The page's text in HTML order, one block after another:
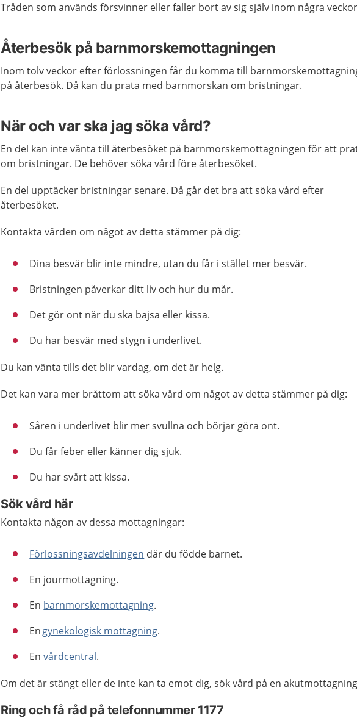
Tråden som används försvinner eller faller bort av sig själv inom några
Återbesök på barnmorskemottagningen
Inom tolv veckor efterförlossningen får du komma till
på återbesök. Då kan du prata med barnmorskan om bristningar.
När och var ska jag söka vård?
En del kan inte vänta till återbesöket på barnmorskemottagningen för att
om bristningar. De behöver söka vård före återbesöket.
En del upptäcker bristningar senare. Då går det bra att söka vård efter
återbesöket.
Kontakta vården om något av detta stämmer på dig:
Dina besvär blir inte mindre, utan du får i stället mer besvär.
Bristningen påverkar ditt liv och hur du mår.
Det gör ont när du ska bajsa eller kissa.
Du har besvär med stygn i underlivet.
Du kan vänta tills det blir vardag, om det är helg.
Det kan vara mer bråttom att söka vård om något av detta stämmer på dig:
Såren i underlivet blir mer svullna och börjar göra ont.
Du får feber eller känner dig sjuk.
Du har svårt att kissa.
Sök vård här
Kontakta någon av dessa mottagningar:
Förlossningsavdelningen där du födde barnet.
En jourmottagning.
En barnmorskemottagning.
Engynekologisk mottagning.
Envårdcentral.
Om det är stängt eller de inte kan ta emot dig, sök vård på en
Ring och få råd på telefonnummer 1177